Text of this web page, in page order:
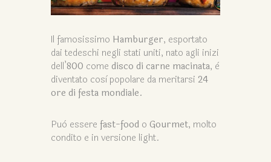
Il famosissimo Hamburger, esportato
dai tedeschi negli stati uniti, nato agli inizi
dell’800 come disco di carne macinata, è
diventato così popolare da meritarsi 24
ore di festa mondiale.
Può essere fast-food o Gourmet, molto
condito e in versione light.